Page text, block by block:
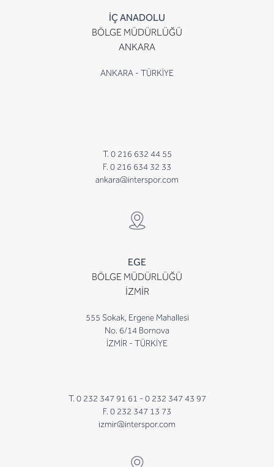
İÇ ANADOLU
BÖLGE MÜDÜRLÜĞÜ
ANKARA
ANKARA - TÜRKİYE
T. 0 216 632 44 55
F. 0 216 634 32 33
ankara@interspor.com
EGE
BÖLGE MÜDÜRLÜĞÜ
İZMİR
555 Sokak, Ergene Mahallesi
No. 6/14 Bornova
İZMİR - TÜRKİYE
T. 0 232 347 91 61 - 0 232 347 43 97
F. 0 232 347 13 73
izmir@interspor.com